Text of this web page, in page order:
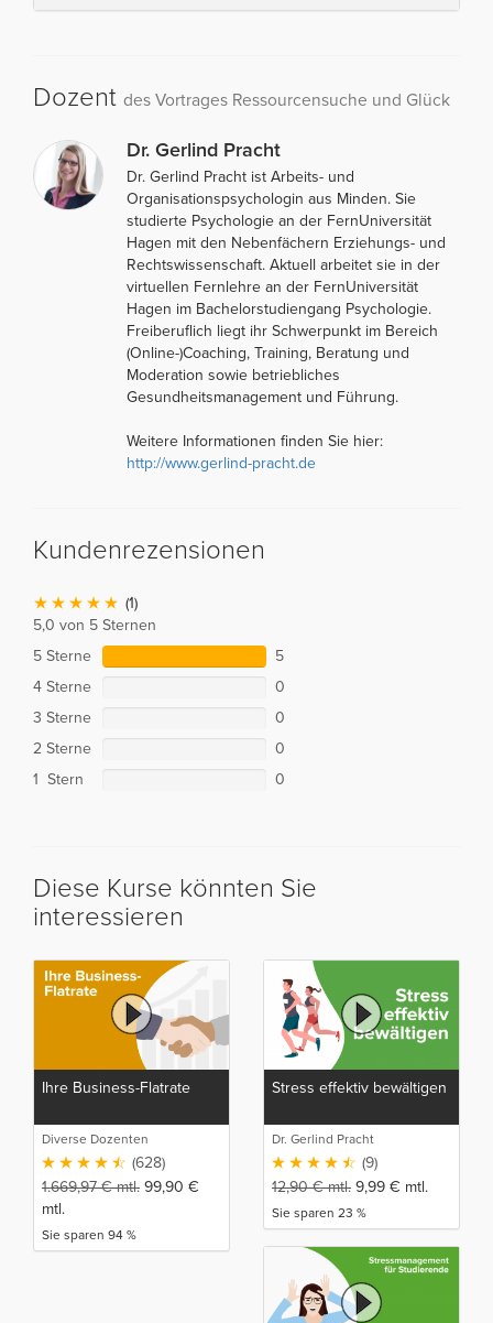
Dozent des Vortrages Ressourcensuche und Glück
Dr. Gerlind Pracht
Dr. Gerlind Pracht ist Arbeits- und
Organisationspsychologin aus Minden. Sie
studierte Psychologie an der FernUniversität
Hagen mit den Nebenfächern Erziehungs- und
Rechtswissenschaft. Aktuell arbeitet sie in der
virtuellen Fernlehre an der FernUniversität
Hagen im Bachelorstudiengang Psychologie.
Freiberuflich liegt ihr Schwerpunkt im Bereich
(Online-)Coaching, Training, Beratung und
Moderation sowie betriebliches
Gesundheitsmanagement und Führung.
Weitere Informationen finden Sie hier:
http://www.gerlind-pracht.de
Kundenrezensionen
(1)
5,0 von 5 Sternen
5 Sterne
5
4 Sterne
0
3 Sterne
0
2 Sterne
0
1 Stern
0
Diese Kurse könnten Sie
interessieren
Ihre Business-Flatrate
Diverse Dozenten
(628)
1.669,97€mtl. 99,90 €
mtl.
Sie sparen 94 %
Stress effektiv bewältigen
Dr. Gerlind Pracht
(9)
12,90€mtl. 9,99 € mtl.
Sie sparen 23 %